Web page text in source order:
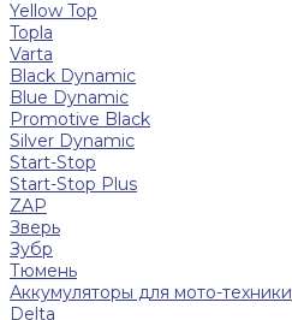
Yellow Top
Topla
Varta
Black Dynamic
Blue Dynamic
Promotive Black
Silver Dynamic
Start-Stop
Start-Stop Plus
ZAP
Зверь
Зубр
Тюмень
Аккумуляторы для мото-техники
Delta